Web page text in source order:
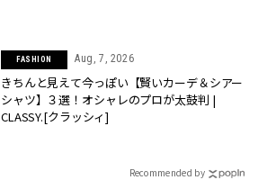
FASHION Aug, 7, 2026
きちんと見えて今っぽい【賢いカーデ＆シアー
シャツ】３選！オシャレのプロが太鼓判 |
CLASSY.[クラッシィ]
Recommended by